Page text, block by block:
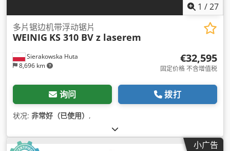
1 /27
Sierakowska Huta
8,696 km
多片锯边机带浮动锯片
WEINIG KS 310 BV z laserem
€32,595
固定价格 不含增值税
询问 拨打
状况: 非常好（已使用） ,
小广告